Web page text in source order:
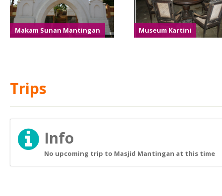
Makam Sunan Mantingan Museum Kartini
Trips
Info
No upcoming trip to Masjid Mantingan at this time